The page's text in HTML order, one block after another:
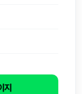
지